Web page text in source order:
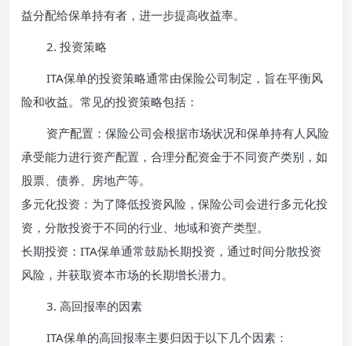
益分配给保单持有者，进一步提高收益率。
2. 投资策略
ITA保单的投资策略通常由保险公司制定，旨在平衡风
险和收益。常见的投资策略包括：
资产配置：保险公司会根据市场状况和保单持有人风险
承受能力进行资产配置，合理分配资金于不同资产类别，如
股票、债券、房地产等。
多元化投资：为了降低投资风险，保险公司会进行多元化投
资，分散投资于不同的行业、地域和资产类型。
长期投资：ITA保单通常鼓励长期投资，通过时间分散投资
风险，并获取资本市场的长期增长潜力。
3. 高回报率的因素
ITA保单的高回报率主要归因于以下几个因素：